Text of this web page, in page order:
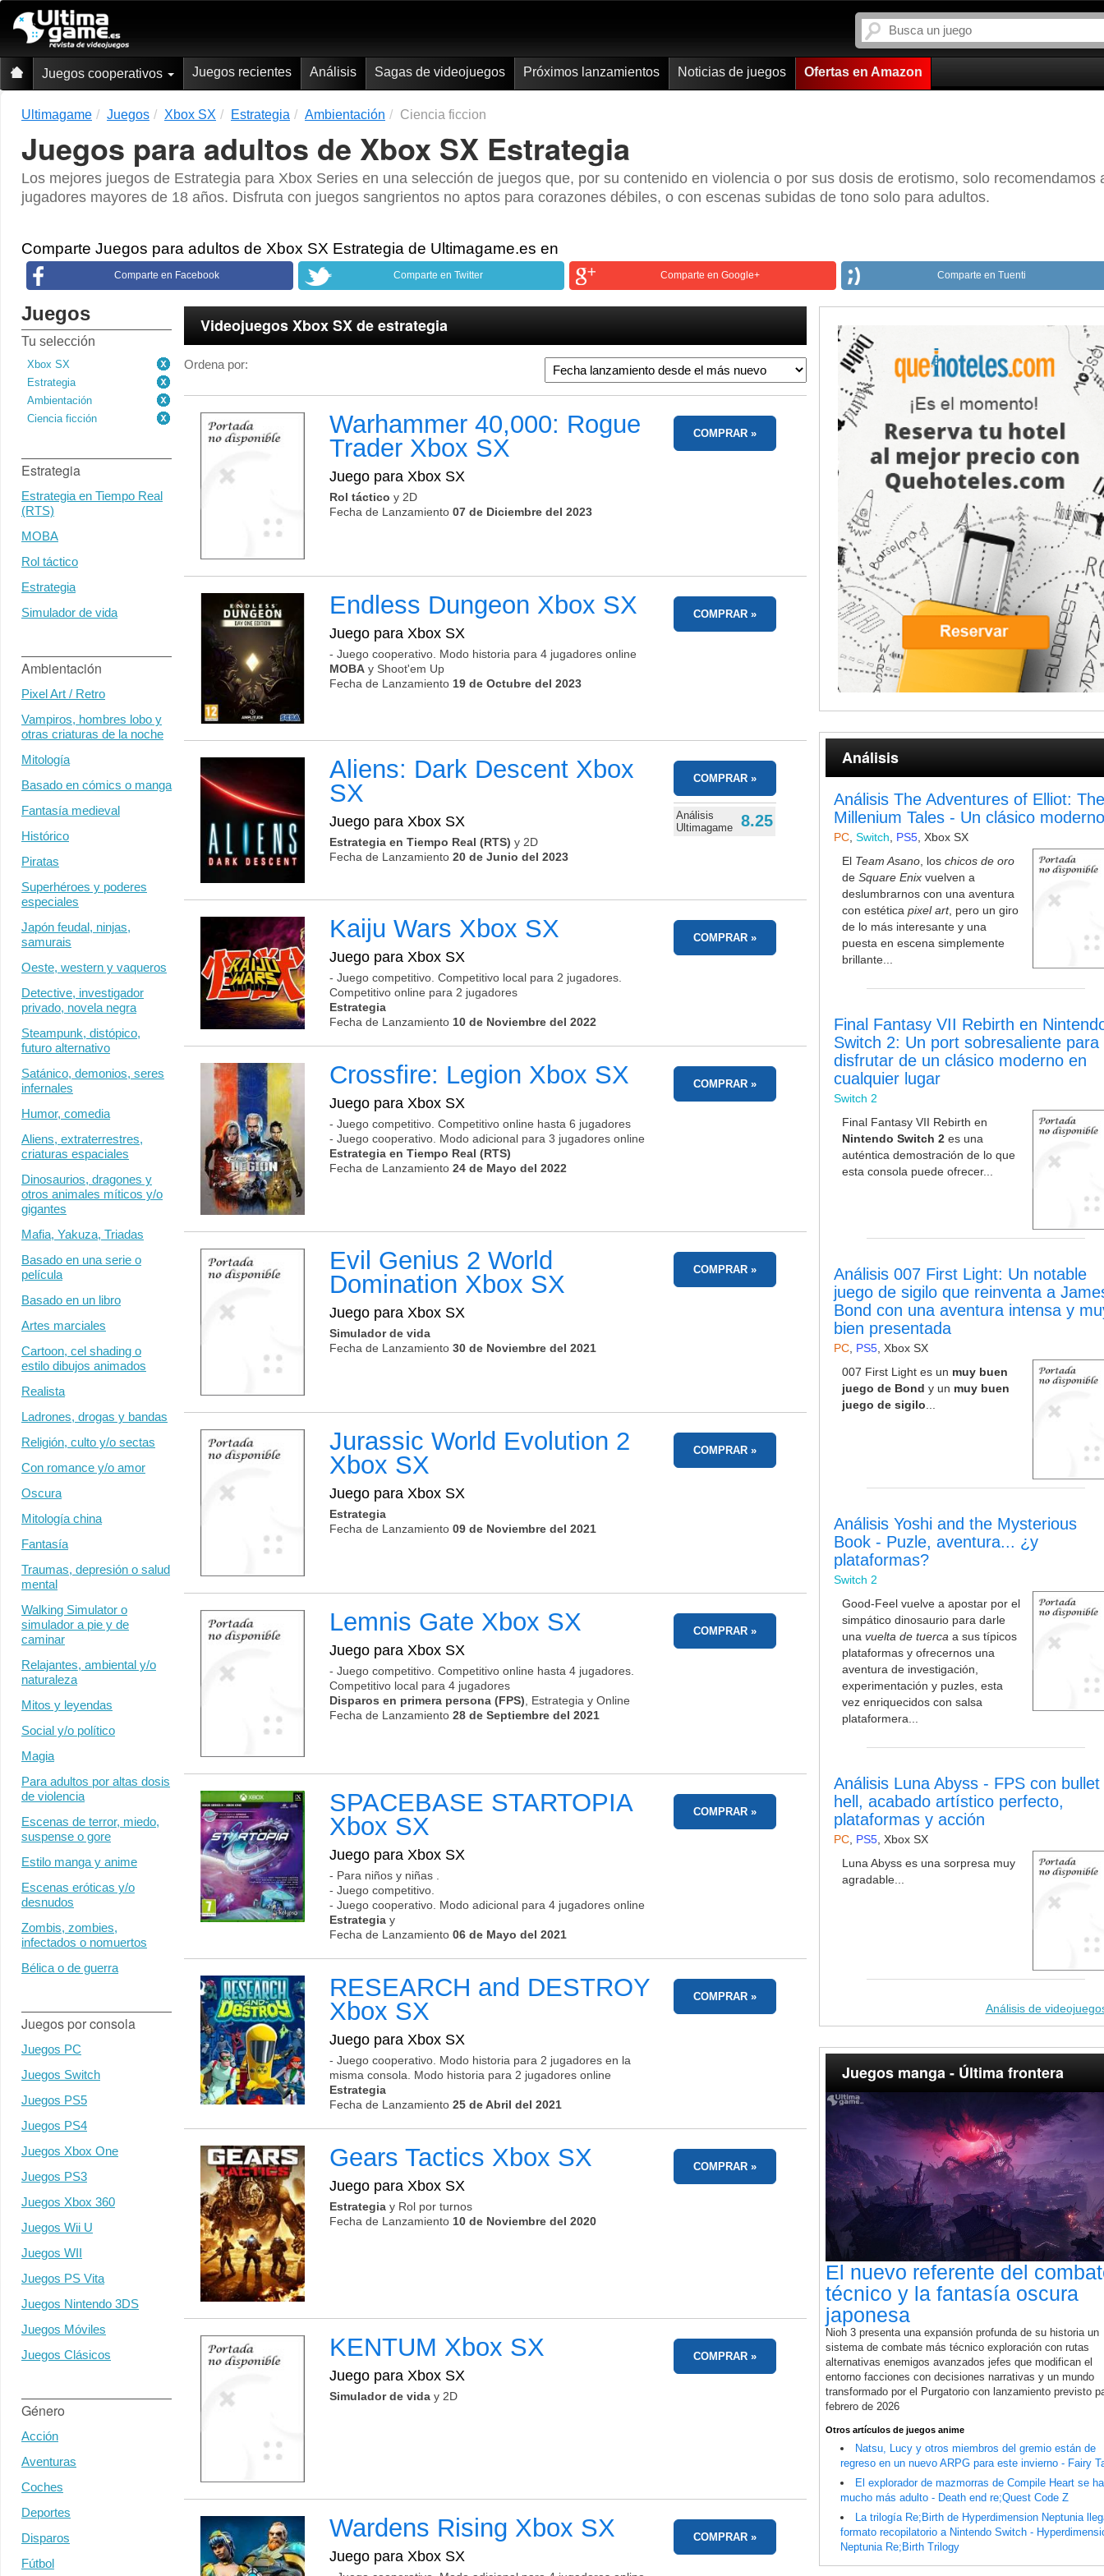
Juegos cooperativos Juegos recientes Análisis Sagas de videojuegos Próximos lanzamientos Noticias de juegos Ofertas en Amazon
Ultimagame Juegos Xbox SX Estrategia Ambientación Ciencia ficcion
Juegos para adultos de Xbox SX Estrategia
Los mejores juegos de Estrategia para Xbox Series en una selección de juegos que, por su contenido en violencia o por sus dosis de erotismo, solo recomendamos
jugadores mayores de 18 años. Disfruta con juegos sangrientos no aptos para corazones débiles, o con escenas subidas de tono solo para adultos.
Comparte Juegos para adultos de Xbox SX Estrategia de Ultimagame.es en
Comparte en Facebook Comparte en Twitter Comparte en Google+ Comparte en Tuenti
Juegos
Tu selección
Xbox SX
Estrategia
Ambientación
Ciencia ficción
Estrategia
Estrategia en Tiempo Real
(RTS)
MOBA
Rol táctico
Estrategia
Simulador de vida
Ambientación
Pixel Art / Retro
Vampiros, hombres lobo y
otras criaturas de la noche
Mitología
Basado en cómics o manga
Fantasía medieval
Histórico
Piratas
Superhéroes y poderes
especiales
Japón feudal, ninjas,
samurais
Oeste, western y vaqueros
Detective, investigador
privado, novela negra
Steampunk, distópico,
futuro alternativo
Satánico, demonios, seres
infernales
Humor, comedia
Aliens, extraterrestres,
criaturas espaciales
Dinosaurios, dragones y
otros animales míticos y/o
gigantes
Mafia, Yakuza, Triadas
Basado en una serie o
película
Basado en un libro
Artes marciales
Cartoon, cel shading o
estilo dibujos animados
Realista
Ladrones, drogas y bandas
Religión, culto y/o sectas
Con romance y/o amor
Oscura
Mitología china
Fantasía
Traumas, depresión o salud
mental
Walking Simulator o
simulador a pie y de
caminar
Relajantes, ambiental y/o
naturaleza
Mitos y leyendas
Social y/o político
Magia
Para adultos por altas dosis
de violencia
Escenas de terror, miedo,
suspense o gore
Estilo manga y anime
Escenas eróticas y/o
desnudos
Zombis, zombies,
infectados o nomuertos
Bélica o de guerra
Juegos por consola
Juegos PC
Juegos Switch
Juegos PS5
Juegos PS4
Juegos Xbox One
Juegos PS3
Juegos Xbox 360
Juegos Wii U
Juegos WII
Juegos PS Vita
Juegos Nintendo 3DS
Juegos Móviles
Juegos Clásicos
Género
Acción
Aventuras
Coches
Deportes
Disparos
Fútbol
Videojuegos Xbox SX de estrategia
Ordena por:
Warhammer 40,000: Rogue
Trader Xbox SX
Juego paraXbox SX
Rol táctico y 2D
Fecha de Lanzamiento07 de Diciembre del 2023
COMPRAR
Endless Dungeon Xbox SX
Juego para Xbox SX
- Juego cooperativo. Modo historia para 4 jugadores online
MOBA y Shoot'em Up
Fecha de Lanzamiento 19 de Octubre del 2023
COMPRAR
Aliens: Dark Descent Xbox
SX
Juego para Xbox SX
Estrategia en Tiempo Real (RTS) y 2D
Fecha de Lanzamiento20 de Junio del 2023
COMPRAR
Análisis
Ultimagame
8.25
Kaiju Wars Xbox SX
Juego para Xbox SX
- Juego competitivo. Competitivo local para 2 jugadores.
Competitivo online para 2 jugadores
Estrategia
Fecha de Lanzamiento 10 de Noviembre del 2022
COMPRAR
Crossfire: Legion Xbox SX
Juego paraXbox SX
- Juego competitivo. Competitivo online hasta 6 jugadores
- Juego cooperativo. Modo adicional para 3 jugadores online
Estrategia en Tiempo Real (RTS)
Fecha de Lanzamiento24 de Mayo del 2022
COMPRAR
Evil Genius 2 World
Domination Xbox SX
Juego paraXbox SX
Simulador de vida
Fecha de Lanzamiento30 de Noviembre del 2021
COMPRAR
Jurassic World Evolution 2
Xbox SX
Juego para Xbox SX
Estrategia
Fecha de Lanzamiento09 de Noviembre del 2021
COMPRAR
Lemnis Gate Xbox SX
Juego para Xbox SX
- Juego competitivo. Competitivo online hasta 4 jugadores.
Competitivo local para 4 jugadores
Disparos en primera persona (FPS) , Estrategia y Online
Fecha de Lanzamiento28 de Septiembre del 2021
COMPRAR
SPACEBASE STARTOPIA
Xbox SX
Juego para Xbox SX
- Para niños y niñas .
- Juego competitivo.
- Juego cooperativo. Modo adicional para 4 jugadores online
Estrategia y
Fecha de Lanzamiento06 de Mayo del 2021
COMPRAR
RESEARCH and DESTROY
Xbox SX
Juego para Xbox SX
- Juego cooperativo. Modo historia para 2 jugadores en la
misma consola. Modo historia para 2 jugadores online
Estrategia
Fecha de Lanzamiento25 de Abril del 2021
COMPRAR
Gears Tactics Xbox SX
Juego para Xbox SX
Estrategia y Rol por turnos
Fecha de Lanzamiento 10 de Noviembre del 2020
COMPRAR
KENTUM Xbox SX
Juego paraXbox SX
Simulador de vida y 2D
COMPRAR
Wardens Rising Xbox SX
Juego para Xbox SX
COMPRAR
Análisis
Análisis The Adventures of Elliot:
Millenium Tales - Un clásico
PC,Switch, PS5,Xbox SX
El Team Asano, loschicos de oro
deSquare Enix vuelven a
deslumbrarnos con una aventura
con estéticapixel art, pero un giro
de lo más interesante y una
puesta en escena simplemente
brillante...
Final Fantasy VII Rebirth en
Switch 2: Un port sobresaliente para
disfrutar de un clásico moderno en
cualquier lugar
Switch 2
Final Fantasy VII Rebirth en
Nintendo Switch 2 es una
auténtica demostración de lo que
esta consola puede ofrecer...
Análisis 007 First Light: Un notable
juego de sigilo que reinventa a
Bond con una aventura intensa y
bien presentada
PC PS5 ,Xbox SX
007 First Light es un muy buen
juego de Bond y un muy buen
juego de sigilo
Análisis Yoshi and the Mysterious
Book - Puzle, aventura... ¿y
plataformas?
Switch 2
Good-Feel vuelve a apostar por el
simpático dinosaurio para darle
unavuelta de tuerca a sus típicos
plataformas y ofrecernos una
aventura de investigación,
experimentación y puzles, esta
vez enriquecidos con salsa
plataformera...
Análisis Luna Abyss - FPS con bullet
hell, acabado artístico perfecto,
plataformas y acción
PC PS5 ,Xbox SX
Luna Abyss es una sorpresa muy
agradable...
Análisis de
Juegos manga - Última frontera
El nuevo referente del
técnico y la fantasía oscura
japonesa
Nioh 3 presenta una expansión profunda de su historia un
sistema de combate más técnico exploración con rutas
alternativas enemigos avanzados jefes que modifican el
entorno facciones con decisiones narrativas y un mundo
transformado por el Purgatorio con lanzamiento previsto
febrero de 2026
Otros artículos de juegos anime
Natsu, Lucy y otros miembros del gremio están de
regreso en un nuevo ARPG para este invierno - Fairy
El explorador de mazmorras de Compile Heart se
mucho más adulto - Death end re;Quest Code Z
La trilogía Re;Birth de Hyperdimension Neptunia
formato recopilatorio a Nintendo Switch -
Neptunia Re;Birth Trilogy